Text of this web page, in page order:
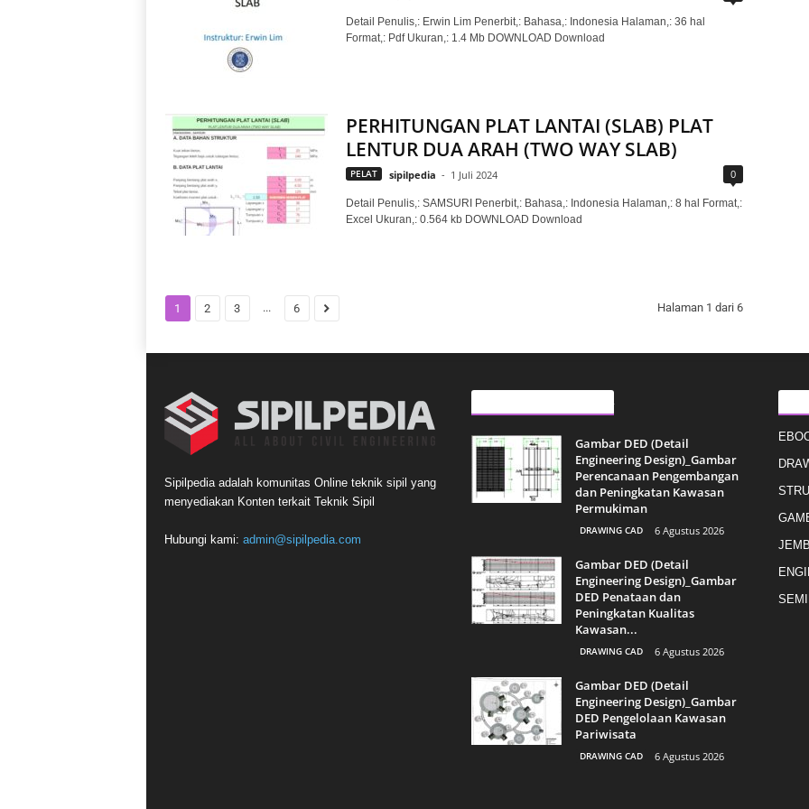
Detail Penulis,: Erwin Lim Penerbit,: Bahasa,: Indonesia Halaman,: 36 hal
Format,: Pdf Ukuran,: 1.4 Mb DOWNLOAD Download
PERHITUNGAN PLAT LANTAI (SLAB) PLAT
LENTUR DUA ARAH (TWO WAY SLAB)
PELAT sipilpedia - 1 Juli 2024 0
Detail Penulis,: SAMSURI Penerbit,: Bahasa,: Indonesia Halaman,: 8 hal Format,:
Excel Ukuran,: 0.564 kb DOWNLOAD Download
1 2 3 ... 6 Halaman 1 dari 6
Sipilpedia adalah komunitas Online teknik sipil yang
menyediakan Konten terkait Teknik Sipil
Hubungi kami: admin@sipilpedia.com
ARTIKEL LAINNYA
Gambar DED (Detail
Engineering Design)_Gambar
Perencanaan Pengembangan
dan Peningkatan Kawasan
Permukiman
DRAWING CAD 6 Agustus 2026
Gambar DED (Detail
Engineering Design)_Gambar
DED Penataan dan
Peningkatan Kualitas
Kawasan...
DRAWING CAD 6 Agustus 2026
Gambar DED (Detail
Engineering Design)_Gambar
DED Pengelolaan Kawasan
Pariwisata
DRAWING CAD 6 Agustus 2026